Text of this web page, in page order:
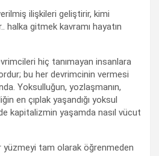
ilişkileri geliştirir, kimi
halka gitmek kavramı hayatın
hiç tanımayan insanlara
bu her devrimcinin vermesi
Yoksulluğun, yozlaşmanın,
en çıplak yaşandığı yoksul
kapitalizmin yaşamda nasıl vücut
tam olarak öğrenmeden